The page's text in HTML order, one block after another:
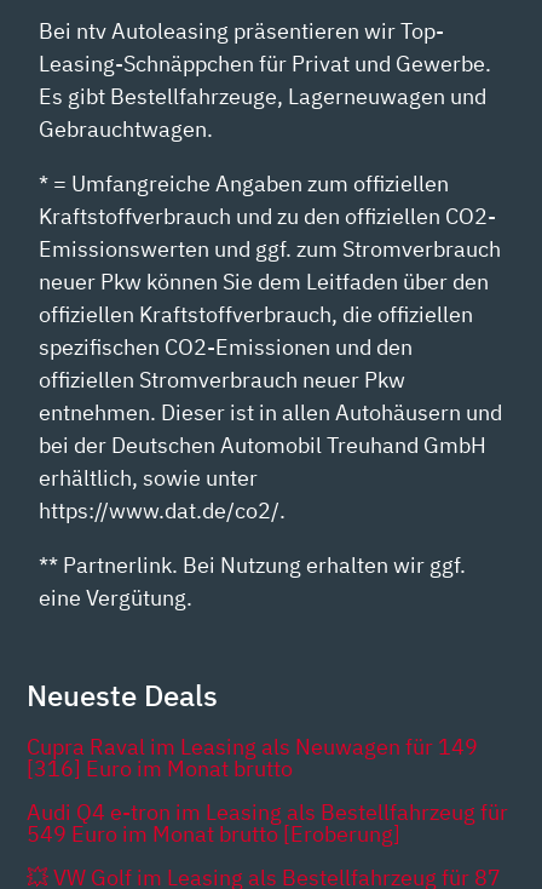
Bei ntv Autoleasing präsentieren wir Top-
Leasing-Schnäppchen für Privat und Gewerbe.
Es gibt Bestellfahrzeuge, Lagerneuwagen und
Gebrauchtwagen.
* = Umfangreiche Angaben zum offiziellen
Kraftstoffverbrauch und zu den offiziellen CO2-
Emissionswerten und ggf. zum Stromverbrauch
neuer Pkw können Sie dem Leitfaden über den
offiziellen Kraftstoffverbrauch, die offiziellen
spezifischen CO2-Emissionen und den
offiziellen Stromverbrauch neuer Pkw
entnehmen. Dieser ist in allen Autohäusern und
bei der Deutschen Automobil Treuhand GmbH
erhältlich, sowie unter
https://www.dat.de/co2/.
** Partnerlink. Bei Nutzung erhalten wir ggf.
eine Vergütung.
Neueste Deals
Cupra Raval im Leasing als Neuwagen für 149
[316] Euro im Monat brutto
Audi Q4 e-tron im Leasing als Bestellfahrzeug für
549 Euro im Monat brutto [Eroberung]
💥 VW Golf im Leasing als Bestellfahrzeug für 87